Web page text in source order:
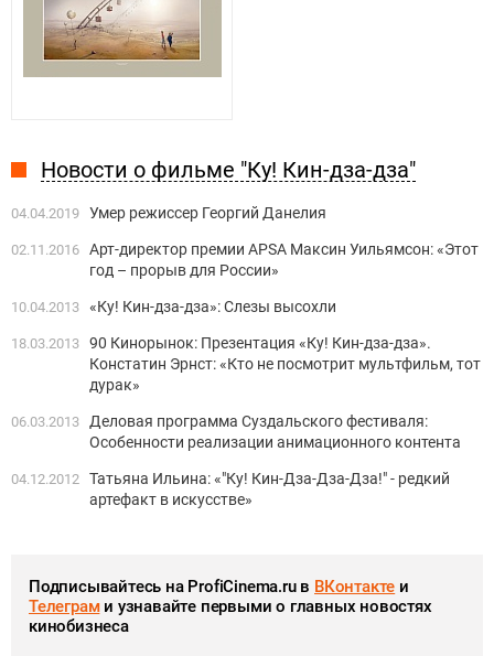
Новости о фильме "Ку! Кин-дза-дза"
04.04.2019 Умер режиссер Георгий Данелия
02.11.2016 Арт-директор премии APSA Максин Уильямсон: «Этот
год – прорыв для России»
10.04.2013 «Ку! Кин-дза-дза»: Слезы высохли
18.03.2013 90 Кинорынок: Презентация «Ку! Кин-дза-дза».
Констатин Эрнст: «Кто не посмотрит мультфильм, тот
дурак»
06.03.2013
Деловая программа Суздальского фестиваля:
Особенности реализации анимационного контента
04.12.2012 Татьяна Ильина: «"Ку! Кин-Дза-Дза-Дза!" - редкий
артефакт в искусстве»
Подписывайтесь на ProfiCinema.ru в ВКонтакте и
Телеграми узнавайте первыми о главных новостях
кинобизнеса